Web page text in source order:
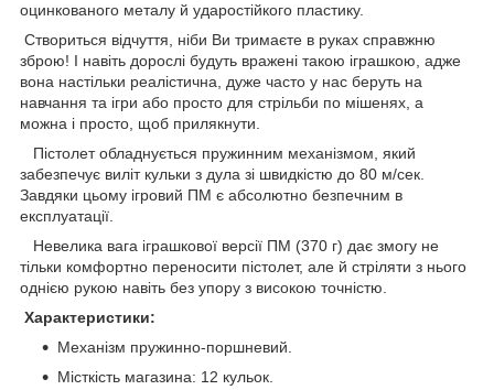
оцинкованого металу й ударостійкого пластику.
Створиться відчуття, ніби Ви тримаєте в руках справжню
зброю! І навіть дорослі будуть вражені такою іграшкою, адже
вона настільки реалістична, дуже часто у нас беруть на
навчання та ігри або просто для стрільби по мішенях, а
можна і просто, щоб прилякнути.
Пістолет обладнується пружинним механізмом, який
забезпечує виліт кульки з дула зі швидкістю до 80 м/сек.
Завдяки цьому ігровий ПМ є абсолютно безпечним в
експлуатації.
Невелика вага іграшкової версії ПМ (370 г) дає змогу не
тільки комфортно переносити пістолет, але й стріляти з нього
однією рукою навіть без упору з високою точністю.
Характеристики:
Механізм пружинно-поршневий.
Місткість магазина: 12 кульок.